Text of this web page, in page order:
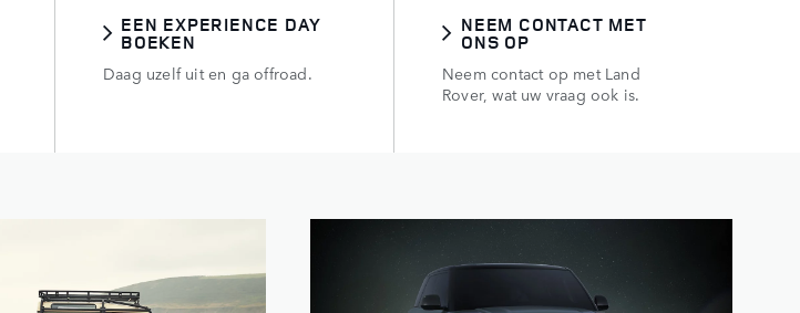
EEN EXPERIENCE DAY
BOEKEN
Daag uzelf uit en ga offroad.
NEEM CONTACT MET
ONS OP
Neem contact op met Land
Rover, wat uw vraag ook is.